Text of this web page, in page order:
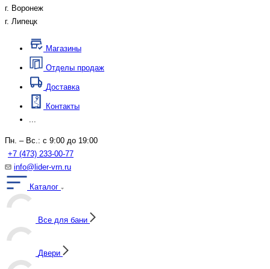
г. Воронеж
г. Липецк
Магазины
Отделы продаж
Доставка
Контакты
...
Пн. – Вс.: с 9:00 до 19:00
+7 (473) 233-00-77
info@lider-vrn.ru
Каталог
Все для бани
Двери